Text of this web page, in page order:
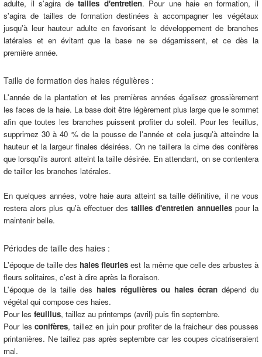
adulte, il s'agira detailles d'entretien. Pour une haie en formation, il
s'agira de tailles de formation destinées à accompagner les végétaux
jusqu'à leur hauteur adulte en favorisant le développement de branches
latérales et en évitant que la base ne se dégarnissent, et ce dès la
première année.
Taille de formation des haies régulières :
L'année de la plantation et les premières années égalisez grossièrement
les faces de la haie. La base doit être légèrement plus large que le sommet
afin que toutes les branches puissent profiter du soleil. Pour les feuillus,
supprimez 30 à 40 % de la pousse de l'année et cela jusqu'à atteindre la
hauteur et la largeur finales désirées. On ne taillera la cime des conifères
que lorsqu'ils auront atteint la taille désirée. En attendant, on se contentera
de tailler les branches latérales.
En quelques années, votre haie aura atteint sa taille définitive, il ne vous
restera alors plus qu'à effectuer destailles d'entretien annuellespour la
maintenir belle.
Périodes de taille des haies :
L'époque de taille des haies fleuries est la même que celle des arbustes à
fleurs solitaires, c'est à dire après la floraison.
L'époque de la taille des haies régulières ou haies écrandépend du
végétal qui compose ces haies.
Pour les feuillus, taillez au printemps (avril) puis fin septembre.
Pour les conifères, taillez en juin pour profiter de la fraicheur des pousses
printanières. Ne taillez pas après septembre car les coupes cicatriseraient
mal.